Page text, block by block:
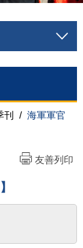
刊 / 海軍軍官
友善列印